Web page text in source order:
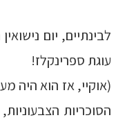
לבינתיים, יום
עוגת ספרינקלז!
(אוקיי, אז הוא היה
הסוכריות